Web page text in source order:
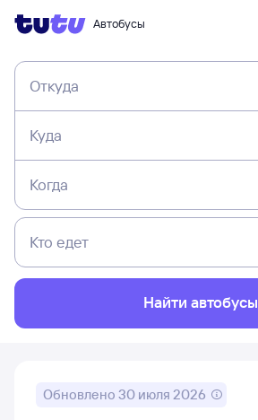
Автобусы
Откуда
Куда
Когда
Кто едет
Найти автобусы
Обновлено 30 июля 2026